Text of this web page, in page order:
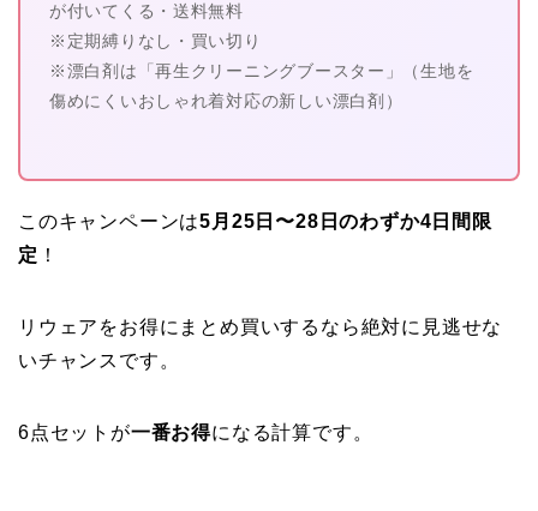
が付いてくる・送料無料
※定期縛りなし・買い切り
※漂白剤は「再生クリーニングブースター」（生地を
傷めにくいおしゃれ着対応の新しい漂白剤）
このキャンペーンは5月25日〜28日のわずか4日間限
定 ！
リウェアをお得にまとめ買いするなら絶対に見逃せな
いチャンスです。
6点セットが一番お得になる計算です。